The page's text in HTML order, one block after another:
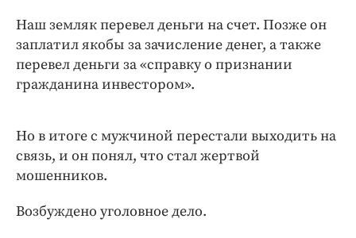
Наш земляк перевел деньги на счет. Позже он
заплатил якобы за зачисление денег, а также
перевел деньги за «справку о признании
гражданина инвестором».
Но в итоге с мужчиной перестали выходить на
связь, и он понял, что стал жертвой
мошенников.
Возбуждено уголовное дело.